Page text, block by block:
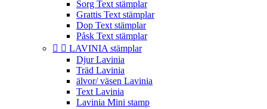
Sorg Text stämplar
Grattis Text stämplar
Dop Text stämplar
Påsk Text stämplar
  LAVINIA stämplar
Djur Lavinia
Träd Lavinia
älvor/ väsen Lavinia
Text Lavinia
Lavinia Mini stamp